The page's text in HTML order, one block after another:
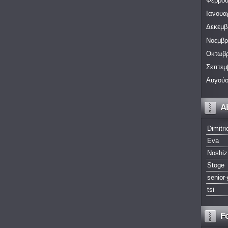
Eva
Noshiz
Stoge
tsi